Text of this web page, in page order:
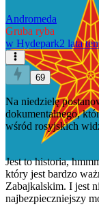
Andromeda
Gruba ryba
w Hydepark2 lata
69
Na niedzielę
dokumentalnego,
wśród rosyjskich
Jest to historia,
który jest bardzo
Zabajkalskim. I jest
najbezpieczniejszy